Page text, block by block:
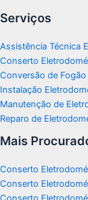
Serviços
Assistência Técnica
Conserto
Conversão de Fogão
Instalação
Manutenção de
Reparo de
Mais
Conserto
Conserto